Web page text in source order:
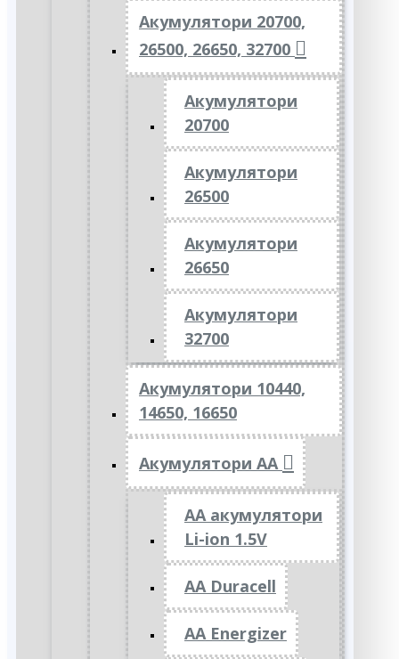
Акумулятори 20700,
26500, 26650, 32700
Акумулятори
20700
Акумулятори
26500
Акумулятори
26650
Акумулятори
32700
Акумулятори 10440,
14650, 16650
Акумулятори АА
AA акумулятори
Li-ion 1.5V
AA Duracell
AA Energizer